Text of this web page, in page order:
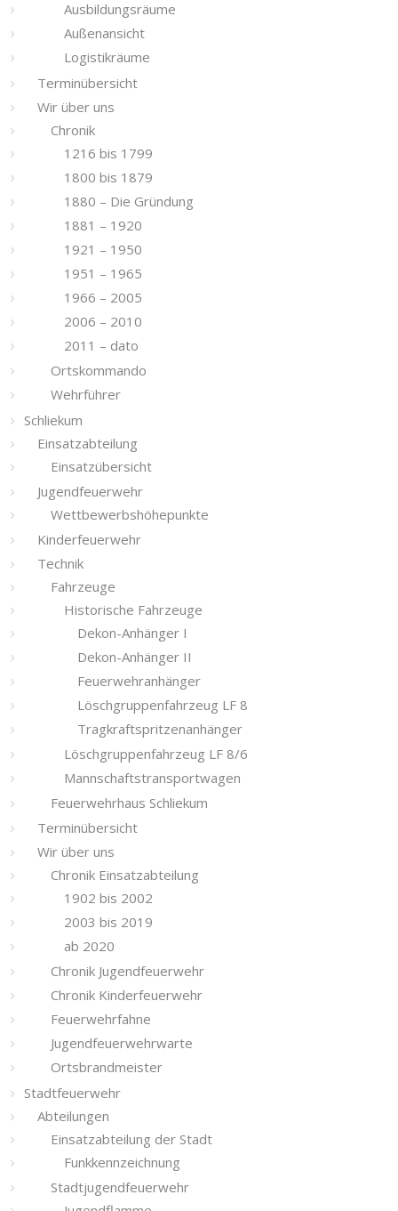
Ausbildungsräume
Außenansicht
Logistikräume
Terminübersicht
Wir über uns
Chronik
1216 bis 1799
1800 bis 1879
1880 – Die Gründung
1881 – 1920
1921 – 1950
1951 – 1965
1966 – 2005
2006 – 2010
2011 – dato
Ortskommando
Wehrführer
Schliekum
Einsatzabteilung
Einsatzübersicht
Jugendfeuerwehr
Wettbewerbshöhepunkte
Kinderfeuerwehr
Technik
Fahrzeuge
Historische Fahrzeuge
Dekon-Anhänger I
Dekon-Anhänger II
Feuerwehranhänger
Löschgruppenfahrzeug LF 8
Tragkraftspritzenanhänger
Löschgruppenfahrzeug LF 8/6
Mannschaftstransportwagen
Feuerwehrhaus Schliekum
Terminübersicht
Wir über uns
Chronik Einsatzabteilung
1902 bis 2002
2003 bis 2019
ab 2020
Chronik Jugendfeuerwehr
Chronik Kinderfeuerwehr
Feuerwehrfahne
Jugendfeuerwehrwarte
Ortsbrandmeister
Stadtfeuerwehr
Abteilungen
Einsatzabteilung der Stadt
Funkkennzeichnung
Stadtjugendfeuerwehr